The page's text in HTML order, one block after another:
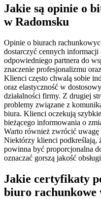
Jakie są opinie o
w Radomsku
Opinie o biurach
dostarczyć cennych informacji
odpowiedniego partnera do
znaczenie profesjonalizmu
Klienci często chwalą sobie
oraz elastyczność w
działalności firmy. Z drugiej
problemy związane z
biura. Klienci oczekują
bieżącego informowania o
Warto również zwrócić uwagę
Niektórzy klienci podkreślają,
powinna być proporcjonalna
oznaczać gorszą jakość
Jakie certyfikaty
biuro rachunkowe